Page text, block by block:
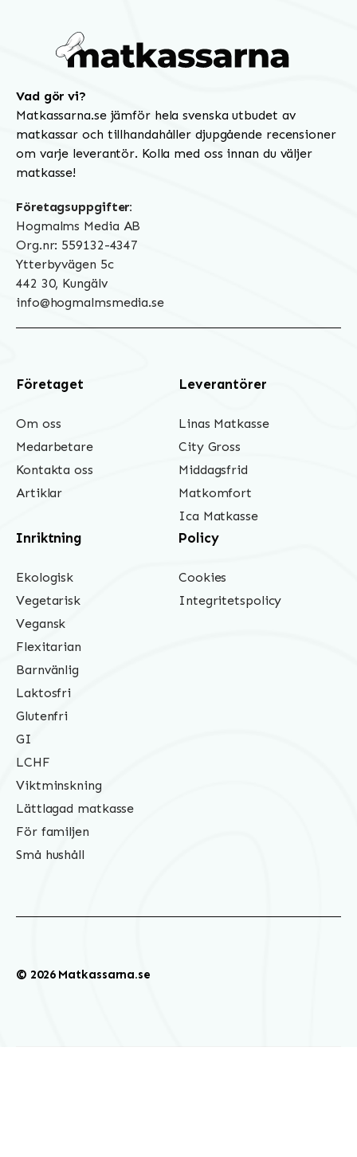
Vad gör vi?
Matkassarna.se jämför hela svenska utbudet av
matkassar och tillhandahåller djupgående recensioner
om varje leverantör. Kolla med oss innan du väljer
matkasse!
Företagsuppgifter:
Hogmalms Media AB
Org.nr: 559132-4347
Ytterbyvägen 5c
442 30, Kungälv
info@hogmalmsmedia.se
Företaget
Om oss
Medarbetare
Kontakta oss
Artiklar
Leverantörer
Linas Matkasse
City Gross
Middagsfrid
Matkomfort
Ica Matkasse
Inriktning
Ekologisk
Vegetarisk
Vegansk
Flexitarian
Barnvänlig
Laktosfri
Glutenfri
GI
LCHF
Viktminskning
Lättlagad matkasse
För familjen
Små hushåll
Policy
Cookies
Integritetspolicy
© 2026 Matkassarna.se